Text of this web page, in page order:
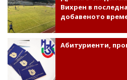
Вихрен в
добавеното
Абитуриенти,